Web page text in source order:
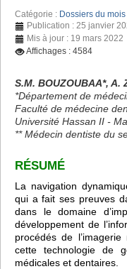
Catégorie : Dossiers du mois
Publication : 25 janvier
Mis à jour : 19 mars 2022
Affichages : 4584
S.M. BOUZOUBAA*, A.
*Département de
Faculté de médecine
Université Hassan II -
** Médecin dentiste du
RÉSUMÉ
La navigation
qui a fait ses preuves
dans le domaine
développement de
procédés de
cette technologie de
médicales et dentaires.